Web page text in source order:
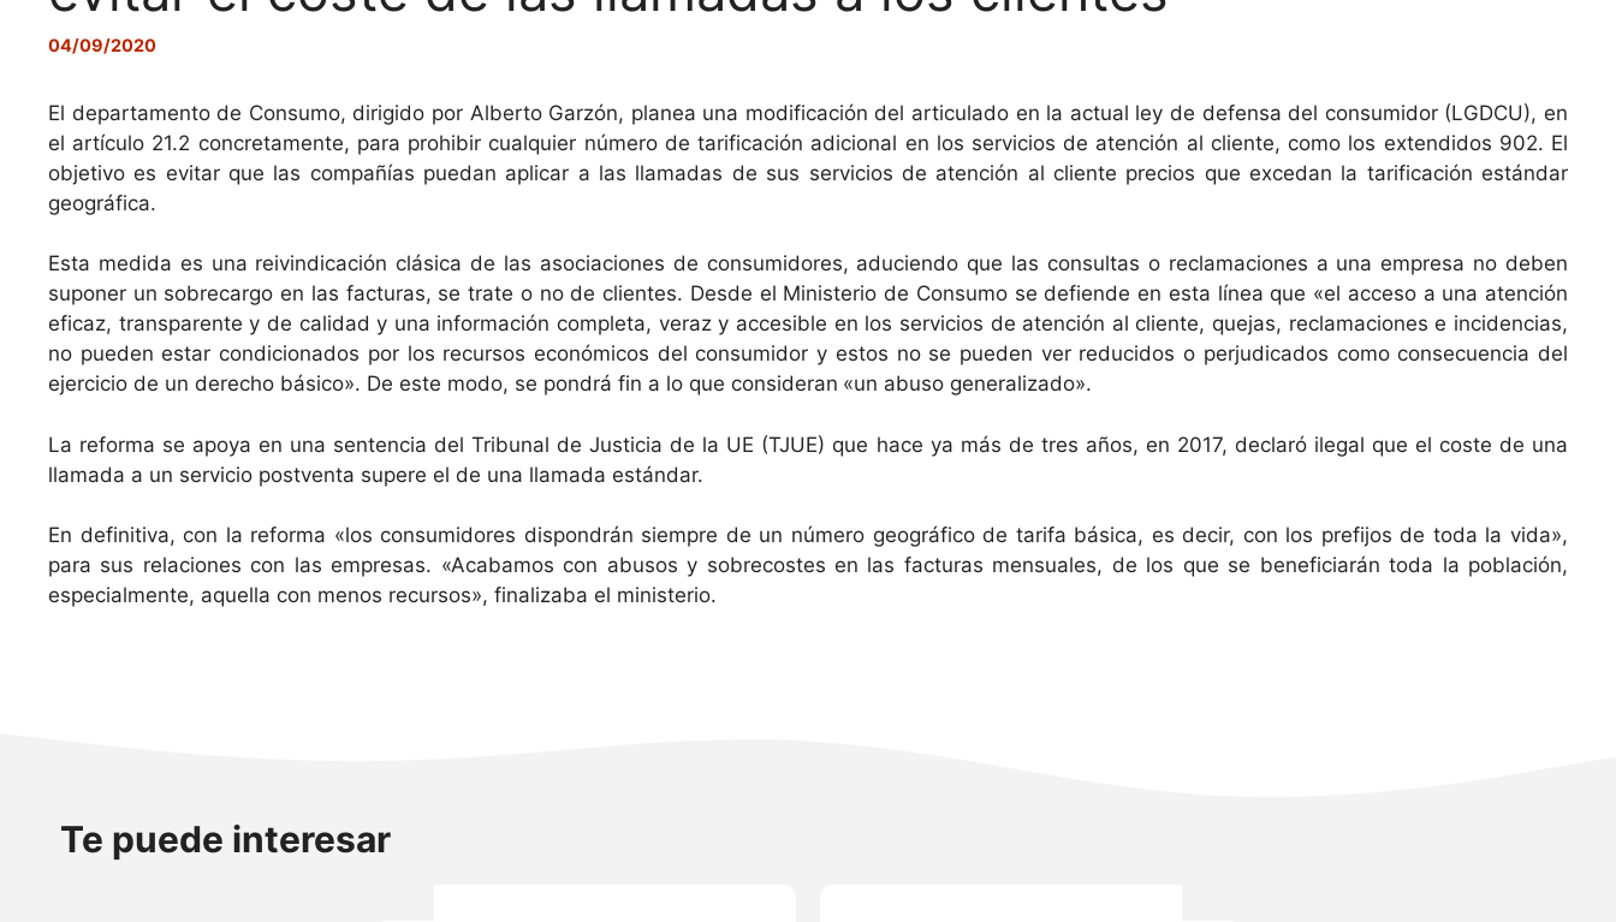
04/09/2020
El departamento de Consumo, dirigido por Alberto Garzón, planea una modificación del articulado en la actual ley de defensa del consumidor (LGDCU), en
el artículo 21.2 concretamente, para prohibir cualquier número de tarificación adicional en los servicios de atención al cliente, como los extendidos 902. El
objetivo es evitar que las compañías puedan aplicar a las llamadas de sus servicios de atención al cliente precios que excedan la tarificación estándar
geográfica.
Esta medida es una reivindicación clásica de las asociaciones de consumidores, aduciendo que las consultas o reclamaciones a una empresa no deben
suponer un sobrecargo en las facturas, se trate o no de clientes. Desde el Ministerio de Consumo se defiende en esta línea que «el acceso a una atención
eficaz, transparente y de calidad y una información completa, veraz y accesible en los servicios de atención al cliente, quejas, reclamaciones e incidencias,
no pueden estar condicionados por los recursos económicos del consumidor y estos no se pueden ver reducidos o perjudicados como consecuencia del
ejercicio de un derecho básico». De este modo, se pondrá fin a lo que consideran «un abuso generalizado».
La reforma se apoya en una sentencia del Tribunal de Justicia de la UE (TJUE) que hace ya más de tres años, en 2017, declaró ilegal que el coste de una
llamada a un servicio postventa supere el de una llamada estándar.
En definitiva, con la reforma «los consumidores dispondrán siempre de un número geográfico de tarifa básica, es decir, con los prefijos de toda la vida»,
para sus relaciones con las empresas. «Acabamos con abusos y sobrecostes en las facturas mensuales, de los que se beneficiarán toda la población,
especialmente, aquella con menos recursos», finalizaba el ministerio.
Te puede interesar